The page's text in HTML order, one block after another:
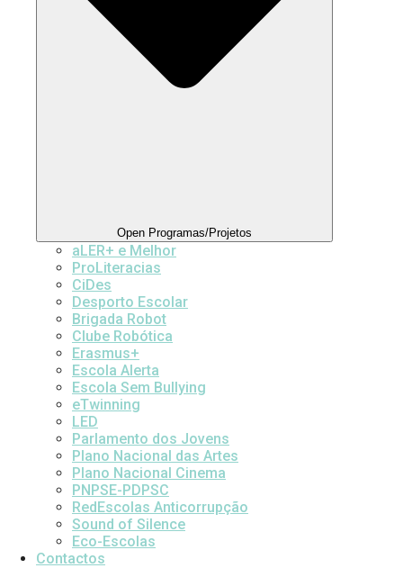
Open Programas/Projetos
aLER+ e Melhor
ProLiteracias
CiDes
Desporto Escolar
Brigada Robot
Clube Robótica
Erasmus+
Escola Alerta
Escola Sem Bullying
eTwinning
LED
Parlamento dos Jovens
Plano Nacional das Artes
Plano Nacional Cinema
PNPSE-PDPSC
RedEscolas Anticorrupção
Sound of Silence
Eco-Escolas
Contactos